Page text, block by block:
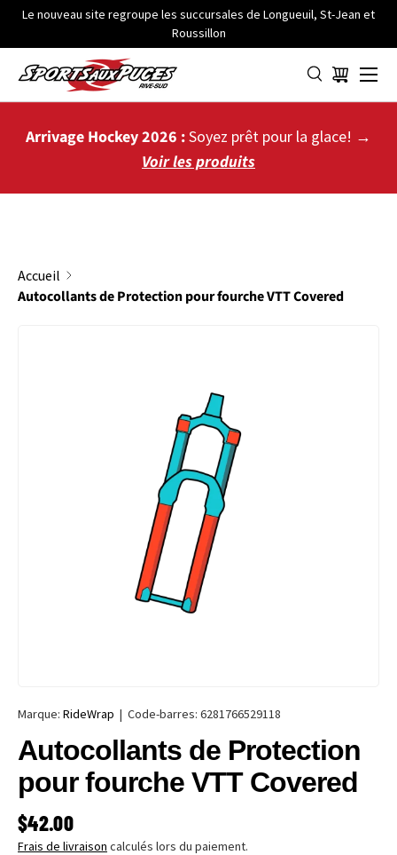
ALLER AU CONTENU
Le nouveau site regroupe les succursales de Longueuil, St-Jean et
Roussillon
Panier
Menu
Arrivage Hockey 2026 :Soyez prêt pour la glace! →
Voir les produits
Accueil
Autocollants de Protection pour fourche VTT Covered
Marque: RideWrap | Code-barres: 6281766529118
Autocollants de Protection
pour fourche VTT Covered
PRIX HABITUEL
$42.00
Frais de livraison calculés lors du paiement.